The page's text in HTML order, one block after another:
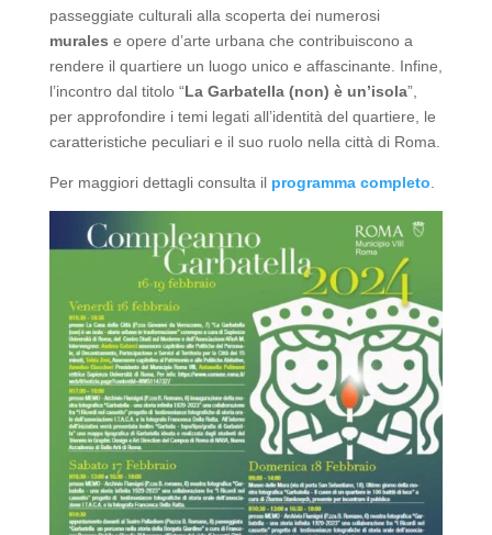
passeggiate culturali alla scoperta dei numerosi
murales e opere d’arte urbana che contribuiscono a
rendere il quartiere un luogo unico e affascinante. Infine,
l’incontro dal titolo “La Garbatella (non) è un’isola”,
per approfondire i temi legati all’identità del quartiere, le
caratteristiche peculiari e il suo ruolo nella città di Roma.
Per maggiori dettagli consulta il programma completo